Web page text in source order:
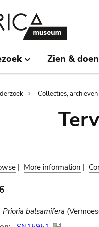
Zien & doen
Collecties,
| More information |
Prioria balsamifera